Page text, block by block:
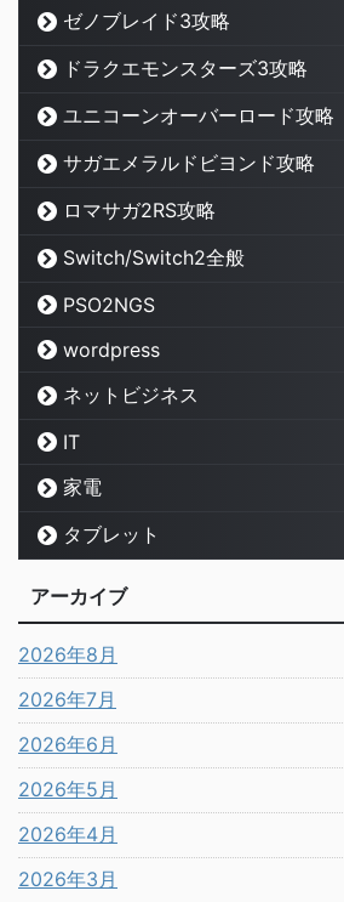
ゼノブレイド3攻略
ドラクエモンスターズ3攻略
ユニコーンオーバーロード攻略
サガエメラルドビヨンド攻略
ロマサガ2RS攻略
Switch/Switch2全般
PSO2NGS
wordpress
ネットビジネス
IT
家電
タブレット
アーカイブ
2026年8月
2026年7月
2026年6月
2026年5月
2026年4月
2026年3月